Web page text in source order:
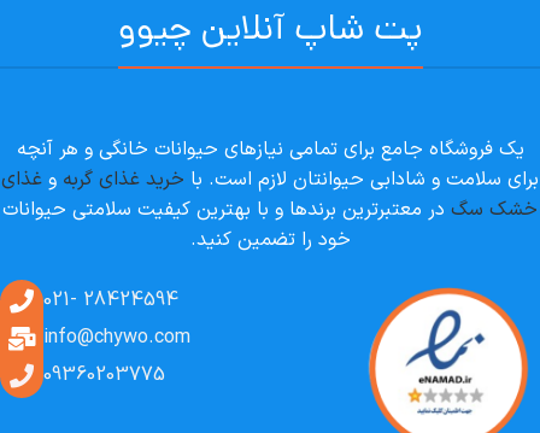
پت شاپ آنلاین چیوو
یک فروشگاه جامع برای تمامی نیازهای حیوانات خانگی و هر آنچه
برای سلامت و شادابی حیوانتان لازم است. با خرید غذای گربه و غذای
خشک سگ در معتبرترین برندها و با بهترین کیفیت سلامتی حیوانات
خود را تضمین کنید.
28424594 -021
info@chywo.com
09360203775